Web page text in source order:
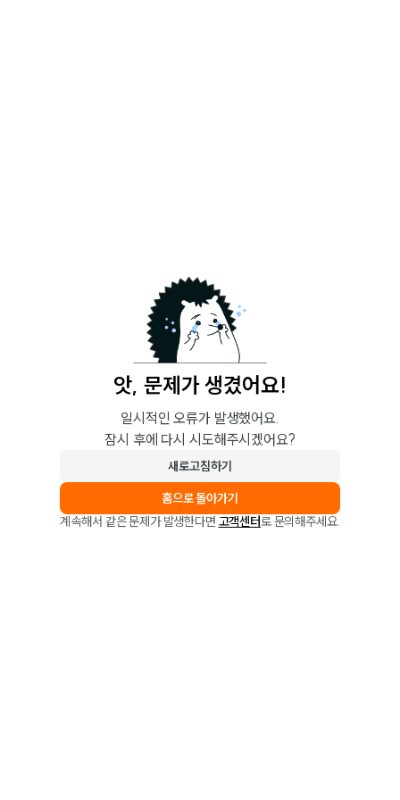
앗, 문제가 생겼어요!
일시적인 오류가 발생했어요.
잠시 후에 다시 시도해주시겠어요?
새로고침하기
홈으로 돌아가기
계속해서 같은 문제가 발생한다면 고객센터로 문의해주세요.